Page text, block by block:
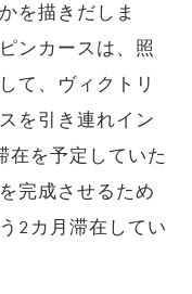
を描きだしま
ンカースは、照
て、ヴィクトリ
を引き連れイン
在を予定していた
完成させるため
2カ月滞在してい